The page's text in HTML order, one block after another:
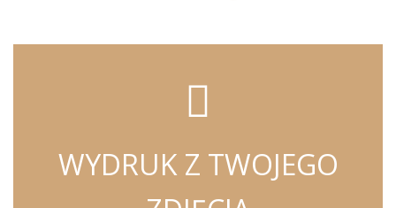
WYDRUK Z TWOJEGO